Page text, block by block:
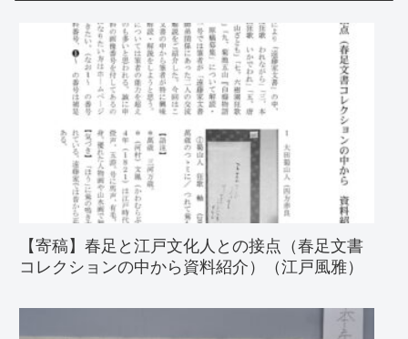
【寄稿】春足と江戸文化人との接点（春足文書
コレクションの中から資料紹介）（江戸風雅）